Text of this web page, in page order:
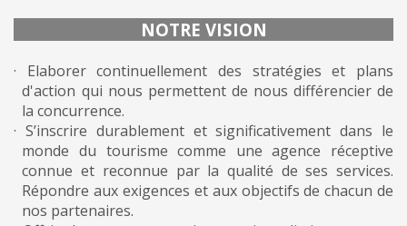
NOTRE VISION
· Elaborer continuellement des stratégies et plans
d'action qui nous permettent de nous différencier de
la concurrence.
· S’inscrire durablement et significativement dans le
monde du tourisme comme une agence réceptive
connue et reconnue par la qualité de ses services.
Répondre aux exigences et aux objectifs de chacun de
nos partenaires.